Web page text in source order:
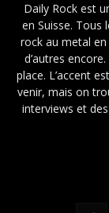
Daily Rock est
en Suisse. Tous
rock au metal
d’autres
place. L’accent
venir, mais on
interviews et